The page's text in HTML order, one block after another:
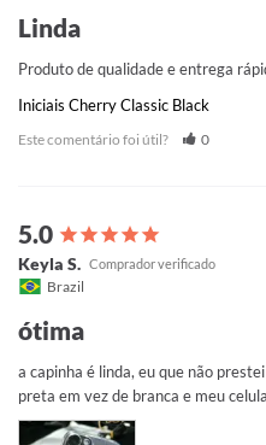
Linda
Produto de qualidade e entrega
Iniciais Cherry Classic Black
Este comentário foi útil? 0
Keyla S.
Brazil
ótima
a capinha é linda, eu que não
preta em vez de branca e meu